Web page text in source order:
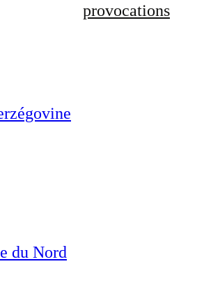
provocations
du Nord